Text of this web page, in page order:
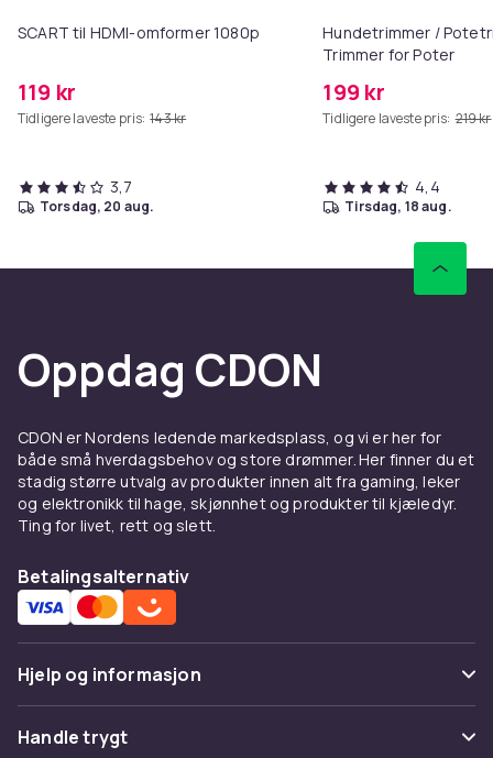
SCART til HDMI-omformer 1080p
119 kr
Tidligere laveste pris: 143 kr
3,7
torsdag, 20 aug.
Hundetrimmer /
Trimmer for Poter
199 kr
Tidligere laveste pris: 219 kr
4,4
tirsdag, 18 aug.
Oppdag CDON
CDON er Nordens ledende markedsplass, og vi er her for
både små hverdagsbehov og store drømmer. Her finner du et
stadig større utvalg av produkter innen alt fra gaming, leker
og elektronikk til hage, skjønnhet og produkter til kjæledyr.
Ting for livet, rett og slett.
Betalingsalternativ
Hjelp og informasjon
Vanlige spørsmål
Handle trygt